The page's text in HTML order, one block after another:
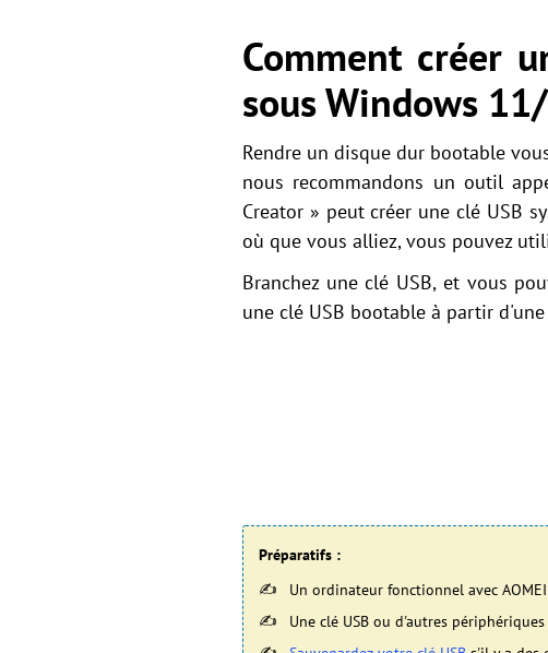
Comment créer
sous Windows
Rendre un disque dur bootable
nous recommandons un outil
Creator » peut créer une clé USB
où que vous alliez, vous pouvez
Branchez une clé USB, et vous
une clé USB bootable à partir
Préparatifs :
Un ordinateur fonctionnel avec
Une clé USB ou d'autres